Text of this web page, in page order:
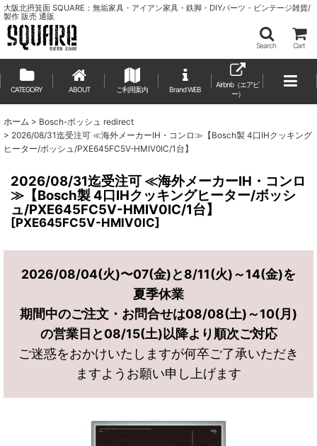
大阪北摂箕面 SQUARE：無垢家具・アイアン家具・鉄脚・DIYパーツ・ビンテージ雑貨/
製作 販売 通販
Search Cart
CATEGORY ABOUT ご利用案内
Airbnb（エアビ
ー）
ホーム > Bosch-ボッシュ redirect
> 2026/08/31迄受注可 ≪海外メーカーIH・コンロ≫【Bosch製 4口IHクッキング
ヒーター/ボッシュ/PXE645FC5V-HMIV0IC/1台】
2026/08/31迄受注可 ≪海外メーカーIH・コンロ
≫【Bosch製 4口IHクッキングヒーター/ボッシ
ュ/PXE645FC5V-HMIV0IC/1台】
[PXE645FC5V-HMIV0IC]
2026/08/04(火)〜07(金)と8/11(火)～14(金)を
夏季休業
期間中のご注文・お問合せは08/08(土)～10(月)
の営業日と08/15(土)以降より順次ご対応
ご迷惑をおかけいたしますが何卒ご了承いただき
ますようお願い申し上げます